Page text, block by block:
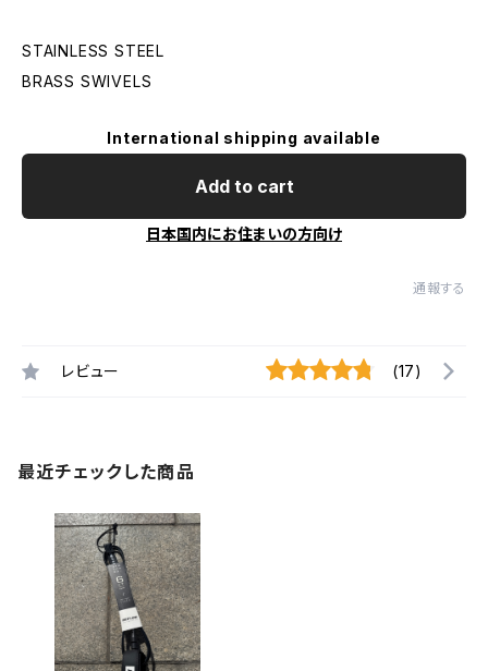
STAINLESS STEEL
BRASS SWIVELS
International shipping available
Add to cart
日本国内にお住まいの方向け
通報する
レビュー (17)
最近チェックした商品